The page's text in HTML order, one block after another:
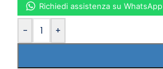
- +
Richiedi assistenza su WhatsApp